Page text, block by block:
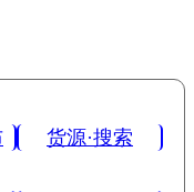
货源·搜索